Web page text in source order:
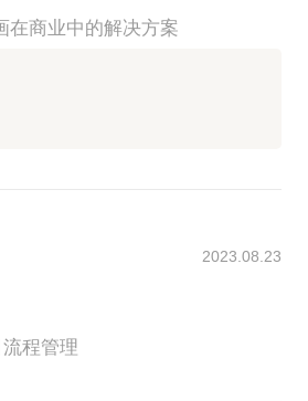
在商业中的解决方案
2023.08.23
程管理